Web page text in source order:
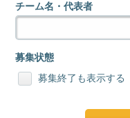
チーム名・代表者
募集状態
募集終了も表示する